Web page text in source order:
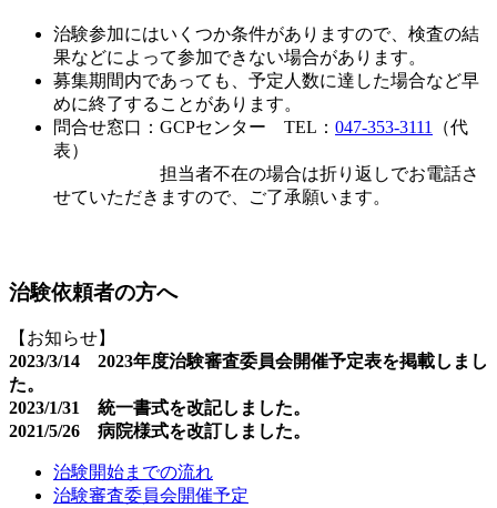
治験参加にはいくつか条件がありますので、検査の結
果などによって参加できない場合があります。
募集期間内であっても、予定人数に達した場合など早
めに終了することがあります。
問合せ窓口：GCPセンター TEL： 047-353-3111
（代
表）
担当者不在の場合は折り返しでお電話さ
せていただきますので、ご了承願います。
治験依頼者の方へ
【お知らせ】
2023/3/14 2023年度治験審査委員会開催予定表を掲載しまし
た。
2023/1/31 統一書式を改記しました。
2021/5/26 病院様式を改訂しました。
治験開始までの流れ
治験審査委員会開催予定